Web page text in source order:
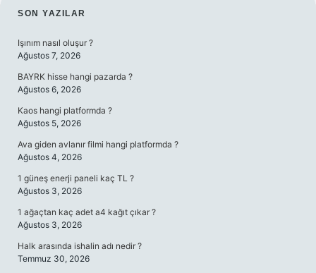
SIDEBAR
SON YAZILAR
Işınım nasıl oluşur ?
Ağustos 7, 2026
BAYRK hisse hangi pazarda ?
Ağustos 6, 2026
Kaos hangi platformda ?
Ağustos 5, 2026
Ava giden avlanır filmi hangi platformda ?
Ağustos 4, 2026
1 güneş enerji paneli kaç TL ?
Ağustos 3, 2026
1 ağaçtan kaç adet a4 kağıt çıkar ?
Ağustos 3, 2026
Halk arasında ishalin adı nedir ?
Temmuz 30, 2026